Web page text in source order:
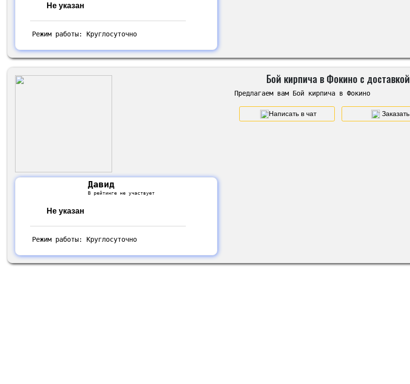
Не указан
Режим работы: Круглосуточно
Давид
В рейтинге не участвует
Не указан
Режим работы: Круглосуточно
Бой кирпича в Фокино с доставкой
Предлагаем вам Бой кирпича в Фокино
Написать в чат Заказать